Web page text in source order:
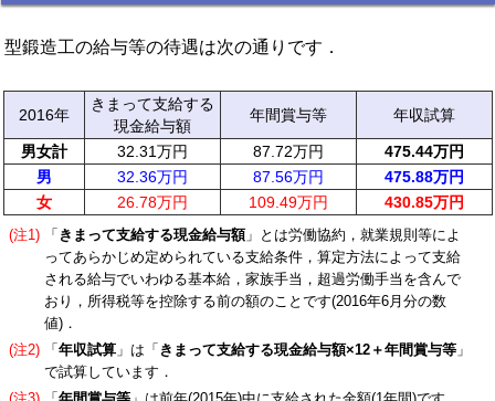
型鍛造工の給与等の待遇は次の通りです．
2016年
きまって支給する
現金給与額
年間賞与等 年収試算
男女計 32.31万円 87.72万円
475.44万円
男
32.36万円 87.56万円
475.88万円
女
26.78万円 109.49万円 430.85万円
(注1) 「 きまって支給する現金給与額」とは労働協約，就業規則等によ
ってあらかじめ定められている支給条件，算定方法によって支給
される給与でいわゆる基本給，家族手当，超過労働手当を含んで
おり，所得税等を控除する前の額のことです(2016年6月分の数
値)．
(注2)
「 年収試算 」は「 きまって支給する現金給与額×12＋年間賞与等 」
で試算しています．